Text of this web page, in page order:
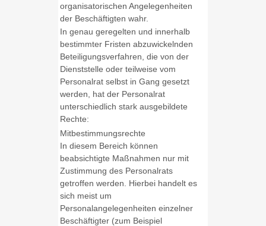
organisatorischen Angelegenheiten
der Beschäftigten wahr.
In genau geregelten und innerhalb
bestimmter Fristen abzuwickelnden
Beteiligungsverfahren, die von der
Dienststelle oder teilweise vom
Personalrat selbst in Gang gesetzt
werden, hat der Personalrat
unterschiedlich stark ausgebildete
Rechte:
Mitbestimmungsrechte
In diesem Bereich können
beabsichtigte Maßnahmen nur mit
Zustimmung des Personalrats
getroffen werden. Hierbei handelt es
sich meist um
Personalangelegenheiten einzelner
Beschäftigter (zum Beispiel